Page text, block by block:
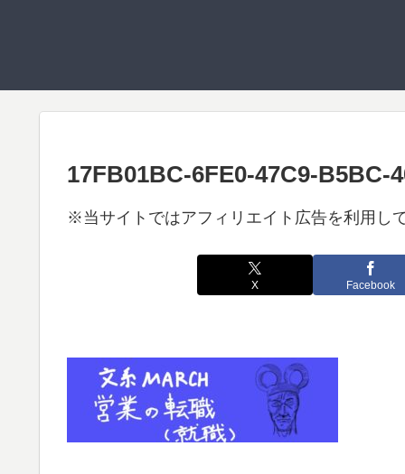
17FB01BC-6FE0-47C9-B5BC-
※当サイトではアフィリエイト広告を利用し
X Facebook